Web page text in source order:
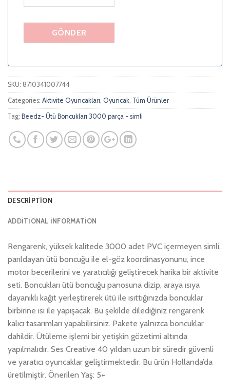
SKU: 8710341007744
Categories: Aktivite Oyuncakları, Oyuncak, Tüm Ürünler
Tag: Beedz- Ütü Boncukları 3000 parça - simli
DESCRIPTION
ADDITIONAL INFORMATION
Rengarenk, yüksek kalitede 3000 adet PVC içermeyen simli,
parıldayan ütü boncuğu ile el-göz koordinasyonunu, ince
motor becerilerini ve yaratıcılığı geliştirecek harika bir aktivite
seti. Boncukları ütü boncuğu panosuna dizip, araya ısıya
dayanıklı kağıt yerleştirerek ütü ile ısıttığınızda boncuklar
birbirine ısı ile yapışacak. Bu şekilde dilediğiniz rengarenk
kalıcı tasarımları yapabilirsiniz. Pakete yalnızca boncuklar
dahildir. Ütüleme işlemi bir yetişkin gözetimi altında
yapılmalıdır. Ses Creative 40 yıldan uzun bir süredir güvenli
ve yaratıcı oyuncaklar geliştirmektedir. Bu ürün Hollanda’da
üretilmiştir. Önerilen Yaş: 5+